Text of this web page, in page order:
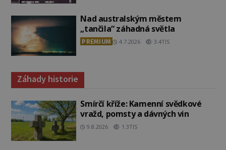
Nad australským městem
„tančila“ záhadná světla
PREMIUM 4.7.2026 3.4TIS
Záhady historie
Smírčí kříže: Kamenní svědkové
vražd, pomsty a dávných vin
9.8.2026 1.3TIS